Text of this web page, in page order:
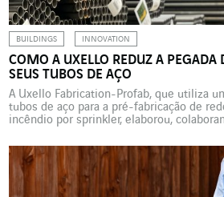
BUILDINGS INNOVATION
COMO A UXELLO REDUZ A PEGADA
SEUS TUBOS DE AÇO
A Uxello Fabrication-Profab, que utiliza
tubos de aço para a pré-fabricação de
incêndio por sprinkler, elaborou,
emissão de carbono. A Uxello
especializada na pré-fabricação de redes
incêndio por […]